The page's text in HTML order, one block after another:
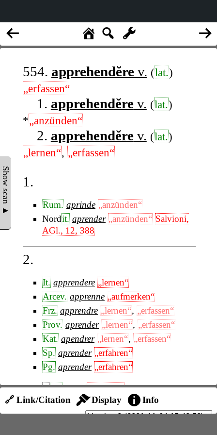
Show scan ▲
554. apprehendĕre v. (lat.)
„erfassen“
1. apprehendĕrev. (lat.)
*„anzünden“
2. apprehendĕrev. (lat.)
„lernen“, „erfassen“
1.
Rum. aprinde „anzünden“
Nordit. aprender „anzünden“ Salvioni,
AGl., 12, 388
2.
It. apprendere „lernen“
Arcev. apprenne „aufmerken“
Frz. apprendre „lernen“, „erfassen“
Prov. aprender „lernen“, „erfassen“
Kat. apendrer „lernen“, „erfassen“
Sp. aprender „erfahren“
Pg. aprender „erfahren“
Afrz. apris „erzogen“
Nfrz. malappris „unerzogen“
Wallon. papri „unerzogen“
🔗 Link/Citation Display Info